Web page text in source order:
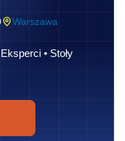
Warszawa
• Stoły